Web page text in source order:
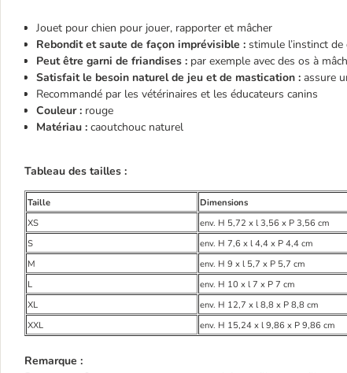
Jouet pour chien pour jouer, rapporter et mâcher
Rebondit et saute de façon imprévisible : stimule l’instinct de
Peut être garni de friandises : par exemple avec des os à
Satisfait le besoin naturel de jeu et de mastication : assure
Recommandé par les vétérinaires et les éducateurs canins
Couleur : rouge
Matériau : caoutchouc naturel
Tableau des tailles :
Taille Dimensions
XS
env. H 5,72 x l 3,56 x P 3,56 cm
S
env. H 7,6 x l 4,4 x P 4,4 cm
M
env. H 9 x l 5,7 x P 5,7 cm
L
env. H 10 x l 7 x P 7 cm
XL
env. H 12,7 x l 8,8 x P 8,8 cm
XXL
env. H 15,24 x l 9,86 x P 9,86 cm
Remarque :